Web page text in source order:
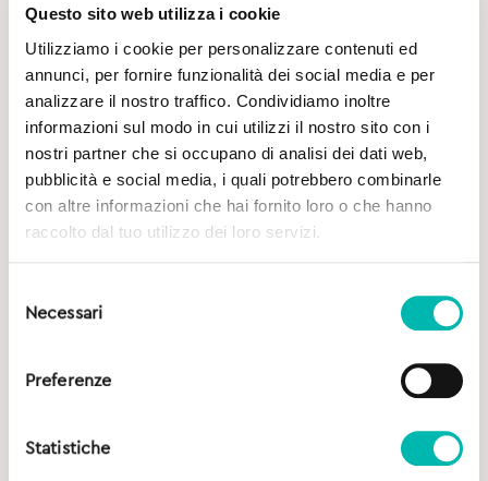
Questo sito web utilizza i cookie
Utilizziamo i cookie per personalizzare contenuti ed
annunci, per fornire funzionalità dei social media e per
analizzare il nostro traffico. Condividiamo inoltre
informazioni sul modo in cui utilizzi il nostro sito con i
nostri partner che si occupano di analisi dei dati web,
pubblicità e social media, i quali potrebbero combinarle
con altre informazioni che hai fornito loro o che hanno
raccolto dal tuo utilizzo dei loro servizi.
delNecessari
Preferenze
Statistiche
Potrebbe Interessarti